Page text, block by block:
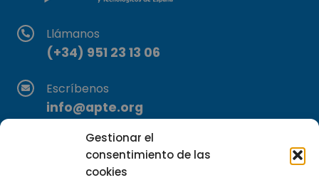
Gestionar el
consentimiento de las
cookies
Llámanos
(+34) 951 23 13 06
Escríbenos
info@apte.org
Encuéntranos
C/Marie Curie, 35